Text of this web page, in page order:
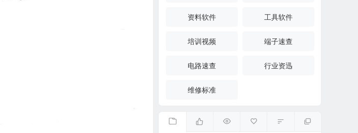
资料软件 工具软件
培训视频 端子速查
电路速查 行业资迅
维修标准